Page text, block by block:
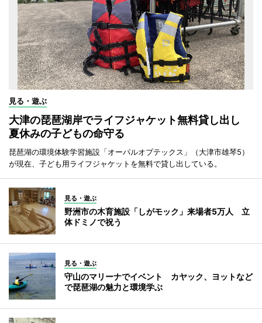
見る・遊ぶ
大津の琵琶湖岸でライフジャケット無料貸し出し
夏休みの子どもの命守る
琵琶湖の環境体験学習施設「オーパルオプテックス」（大津市雄琴5）
が現在、子ども用ライフジャケットを無料で貸し出している。
見る・遊ぶ
野洲市の木育施設「しがモック」来場者5万人 立
体ドミノで祝う
見る・遊ぶ
守山のマリーナでイベント カヤック、ヨットなど
で琵琶湖の魅力と環境学ぶ